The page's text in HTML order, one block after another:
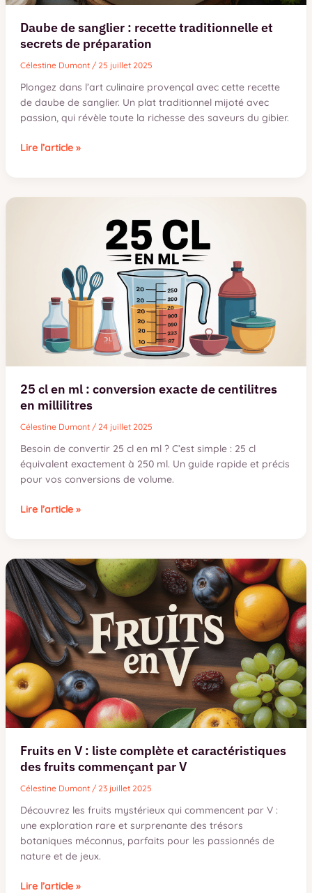
Daube de sanglier : recette traditionnelle et
secrets de préparation
Célestine Dumont / 25 juillet 2025
Plongez dans l’art culinaire provençal avec cette recette
de daube de sanglier. Un plat traditionnel mijoté avec
passion, qui révèle toute la richesse des saveurs du gibier.
Daube
préparation
Lire l’article »
25 cl en ml : conversion exacte de centilitres
en millilitres
Célestine Dumont / 24 juillet 2025
Besoin de convertir 25 cl en ml ? C’est simple : 25 cl
équivalent exactement à 250 ml. Un guide rapide et précis
pour vos conversions de volume.
25
:
conversion
exacte
de
centilitres
en
millilitres
Lire l’article »
Fruits en V : liste complète et caractéristiques
des fruits commençant par V
Célestine Dumont / 23 juillet 2025
Découvrez les fruits mystérieux qui commencent par V :
une exploration rare et surprenante des trésors
botaniques méconnus, parfaits pour les passionnés de
nature et de jeux.
Fruits
Lire l’article »